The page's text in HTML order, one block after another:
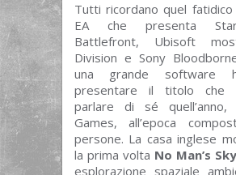
Tutti ricordano quel fatidico
EA che presenta
Battlefront, Ubisoft
Division e Sony
una grande software
presentare il titolo che
parlare di sé
Games, all’epoca
persone. La casa inglese
la prima volta No Man’s Sky
esplorazione spaziale